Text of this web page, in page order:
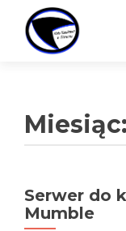
Miesiąc:
Serwer do
Mumble